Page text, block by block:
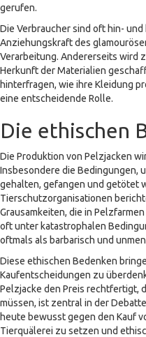
gerufen.
Die Verbraucher sind oft hin-
Anziehungskraft des
Verarbeitung. Andererseits wird
Herkunft der Materialien
hinterfragen, wie ihre Kleidung
eine entscheidende Rolle.
Die ethischen
Die Produktion von Pelzjacken
Insbesondere die Bedingungen,
gehalten, gefangen und getötet
Tierschutzorganisationen
Grausamkeiten, die in
oft unter katastrophalen
oftmals als barbarisch und
Diese ethischen Bedenken
Kaufentscheidungen zu
Pelzjacke den Preis rechtfertigt,
müssen, ist zentral in der
heute bewusst gegen den Kauf
Tierquälerei zu setzen und